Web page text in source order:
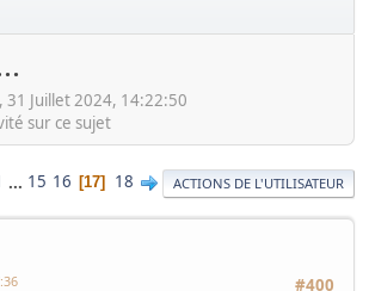
Juillet 2024, 14:22:50
sur ce sujet
... 15 16 17 18 ACTIONS DE L'UTILISATEUR
#400